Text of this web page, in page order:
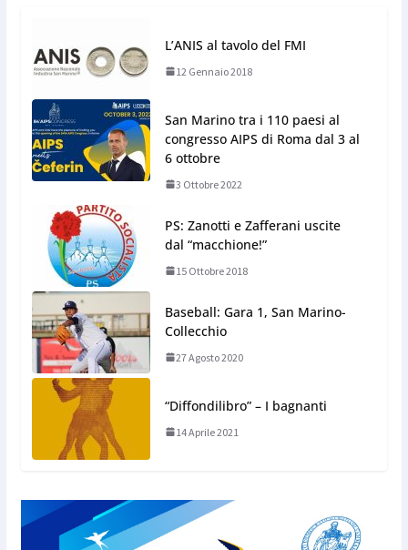
L’ANIS al tavolo del FMI
12 Gennaio 2018
San Marino tra i 110 paesi al
congresso AIPS di Roma dal 3 al
6 ottobre
3 Ottobre 2022
PS: Zanotti e Zafferani uscite
dal “macchione!”
15 Ottobre 2018
Baseball: Gara 1, San Marino-
Collecchio
27 Agosto 2020
“Diffondilibro” – I bagnanti
14 Aprile 2021